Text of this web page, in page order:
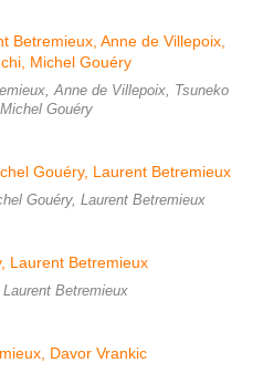
Anne de Villepoix, Tsuneko
Gouéry
Gouéry, Laurent Betremieux
Betremieux